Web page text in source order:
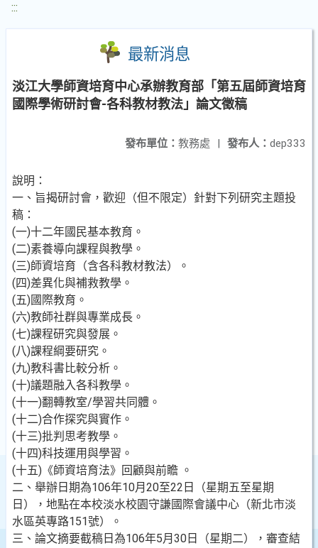
:::
最新消息
淡江大學師資培育中心承辦教育部「第五屆師資培育
國際學術研討會-各科教材教法」論文徵稿
發布人： dep333
發布單位： 教務處 |
說明：
一、旨揭研討會，歡迎（但不限定）針對下列研究主題投
稿：
(一)十二年國民基本教育。
(二)素養導向課程與教學。
(三)師資培育（含各科教材教法）。
(四)差異化與補救教學。
(五)國際教育。
(六)教師社群與專業成長。
(七)課程研究與發展。
(八)課程綱要研究。
(九)教科書比較分析。
(十)議題融入各科教學。
(十一)翻轉教室/學習共同體。
(十二)合作探究與實作。
(十三)批判思考教學。
(十四)科技運用與學習。
(十五)《師資培育法》回顧與前瞻 。
二、舉辦日期為106年10月20至22日（星期五至星期
日），地點在本校淡水校園守謙國際會議中心（新北市淡
水區英專路151號）。
三、論文摘要截稿日為106年5月30日（星期二），審查結